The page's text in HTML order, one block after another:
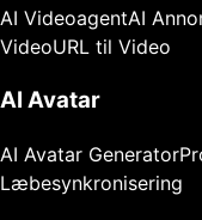
AI VideoagentAI
VideoURL til Video
AI Avatar
AI Avatar Generator
Læbesynkronisering